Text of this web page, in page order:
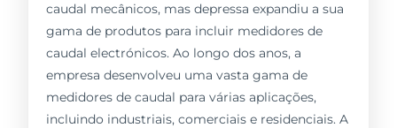
caudal mecânicos, mas depressa expandiu a sua
gama de produtos para incluir medidores de
caudal electrónicos. Ao longo dos anos, a
empresa desenvolveu uma vasta gama de
medidores de caudal para várias aplicações,
incluindo industriais, comerciais e residenciais. A